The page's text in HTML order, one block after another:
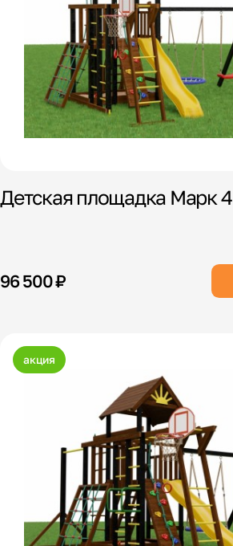
Детская площадка Марк 4
96 500 ₽
акция